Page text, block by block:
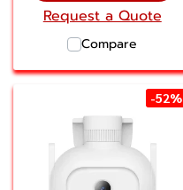
Request a Quote
Compare
-52%